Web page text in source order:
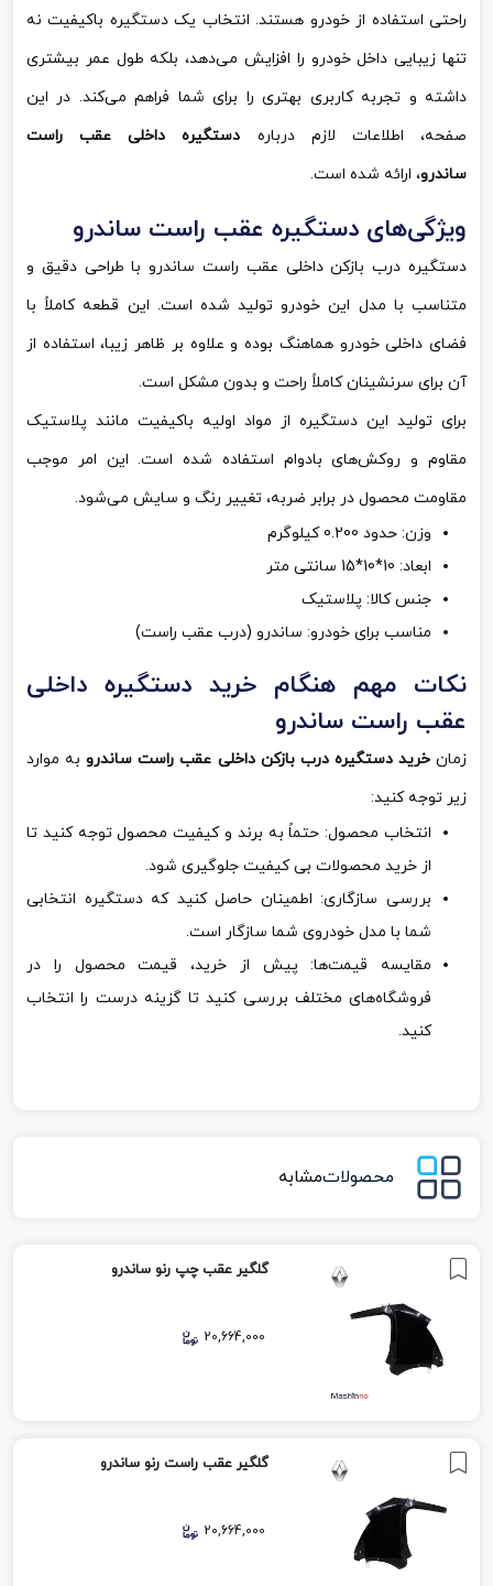
راحتی استفاده از خودرو هستند. انتخاب یک دستگیره باکیفیت نه
تنها زیبایی داخل خودرو را افزایش می‌دهد، بلکه طول عمر بیشتری
داشته و تجربه کاربری بهتری را برای شما فراهم می‌کند. در این
صفحه، اطلاعات لازم درباره دستگیره داخلی عقب راست
ساندرو، ارائه شده است.
ویژگی‌های دستگیره عقب راست ساندرو
دستگیره درب بازکن داخلی عقب راست ساندرو با طراحی دقیق و
متناسب با مدل این خودرو تولید شده است. این قطعه کاملاً با
فضای داخلی خودرو هماهنگ بوده و علاوه بر ظاهر زیبا، استفاده از
آن برای سرنشینان کاملاً راحت و بدون مشکل است.
برای تولید این دستگیره از مواد اولیه باکیفیت مانند پلاستیک
مقاوم و روکش‌های بادوام استفاده شده است. این امر موجب
مقاومت محصول در برابر ضربه، تغییر رنگ و سایش می‌شود.
وزن: حدود 0.200 کیلوگرم
ابعاد: 10*10*15 سانتی متر
جنس کالا: پلاستیک
مناسب برای خودرو: ساندرو (درب عقب راست)
نکات مهم هنگام خرید دستگیره داخلی
عقب راست ساندرو
زمانخرید دستگیره درب بازکن داخلی عقب راست ساندروبه موارد
زیر توجه کنید:
انتخاب محصول: حتماً به برند و کیفیت محصول توجه کنید تا
از خرید محصولات بی کیفیت جلوگیری شود.
بررسی سازگاری: اطمینان حاصل کنید که دستگیره انتخابی
شما با مدل خودروی شما سازگار است.
مقایسه قیمت‌ها: پیش از خرید، قیمت محصول را در
فروشگاه‌های مختلف بررسی کنید تا گزینه درست را انتخاب
کنید.
محصولاتمشابه
گلگیر عقب چپ رنو ساندرو
20,664,000
گلگیر عقب راست رنو ساندرو
20,664,000